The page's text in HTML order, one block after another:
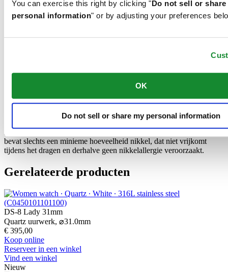
You can exercise this right by clicking "Do not sell or share
personal information" or by adjusting your preferences
OK
Do not sell or share my personal information
saffieren klomp wordt met grote precisie in fijne plakjes gesneden,
gebruikt in al haar modellen om de wijzerplaten te beschermen.
Het 316L roestvrije staal dat Certina onder meer gebruikt voor
kasten, banden en gespen, is enorm bestendig en corrosievast. Het
bevat slechts een minieme hoeveelheid nikkel, dat niet vrijkomt
tijdens het dragen en derhalve geen nikkelallergie veroorzaakt.
Gerelateerde producten
DS-8 Lady 31mm
Quartz uurwerk, ⌀31.0mm
€ 395,00
Koop online
Reserveer in een winkel
Vind een winkel
Nieuw